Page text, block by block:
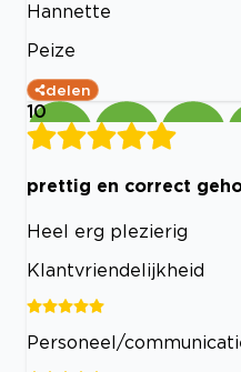
Hannette
Peize
delen
10
prettig en correct
Heel erg plezierig
Klantvriendelijkheid
Personeel/